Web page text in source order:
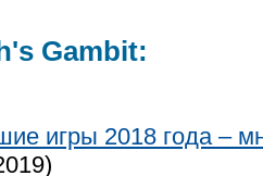
Gambit:
игры 2018 года –